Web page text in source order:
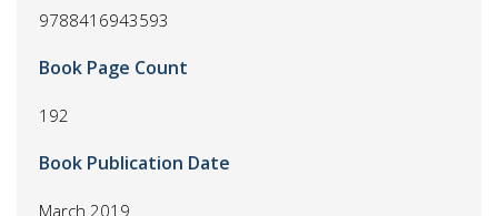
9788416943593
Book Page Count
192
Book Publication Date
March 2019